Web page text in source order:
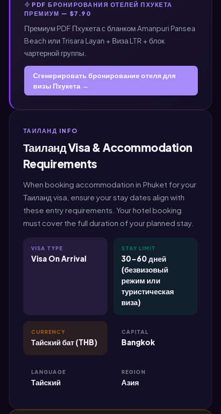
PDF БРОНИРОВАНИЯ ОТЕЛЕЙ ПХУКЕТА
ПРЕМИУМ — $7.90
Премиум PDF Пхукета с бланком Amanpuri Pansea
Beach или Trisara Layan + Виза LTR + блок
чартерной группы.
Сгенерировать бронирование отеля для
визы Пхукета →
ТАИЛАНД INFO
Таиланд Visa & Accommodation
Requirements
When booking accommodation in Phuket for your
Таиланд visa, ensure your stay dates align with
these entry requirements. Your hotel booking
must cover the full duration of your planned stay.
VISA TYPE
Visa On Arrival
STAY LIMIT
30-60 дней
(безвизовый
режим или
туристическая
виза)
CURRENCY
Тайский бат (THB)
CAPITAL
Bangkok
LANGUAGE
Тайский
REGION
Азия